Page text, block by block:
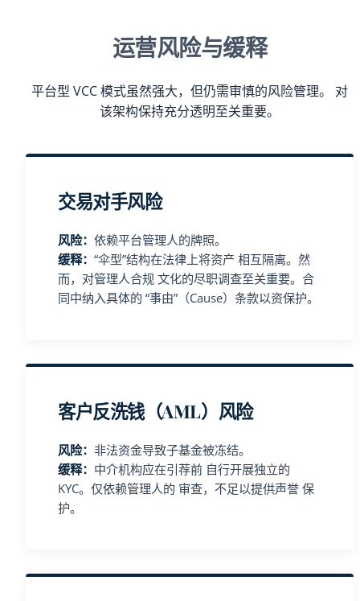
运营风险与缓释
平台型 VCC 模式虽然强大，但仍需审慎的风险管理。 对
该架构保持充分透明至关重要。
交易对手风险
风险： 依赖平台管理人的牌照。
缓释： “伞型”结构在法律上将资产 相互隔离。然
而，对管理人合规 文化的尽职调查至关重要。合
同中纳入具体的 “事由”（Cause）条款以资保护。
客户反洗钱（AML）风险
风险： 非法资金导致子基金被冻结。
缓释： 中介机构应在引荐前 自行开展独立的
KYC。仅依赖管理人的 审查，不足以提供声誉 保
护。